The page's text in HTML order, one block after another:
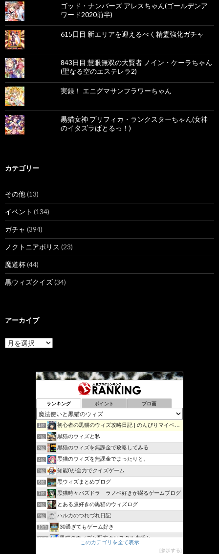
ゴッド・ナンバーズ アレスちゃん(ゴールデンア
ワード2020前半)
615日目 新エリアを迎えるべく精霊強化ガチャ
843日目 慧眼無双の大賢者 ノイン・ケーラちゃん
(聖なる空のエステレラ2)
実録！ エニグマサンフラワーちゃん
黒猫女神 プリフィカ・ランクスターちゃん(女神
のイタズラばとるっ！)
カテゴリー
その他(13)
イベント (134)
ガチャ (394)
ノクトニアポリス (23)
魔道杯(44)
黒ウィズクイズ(34)
アーカイブ
ア
ー
ランキング ポイント ブロ画
1位 初心者の黒猫のウィズ攻略日記 | のんびりマイペースで攻略…
2位 黒猫のウィズと私
3位 黒猫のウィズを無課金で攻略してみる
4位 黒猫のウィズを無課金でまったりと。
5位 知能0が全力でクイズゲーム
6位 黒ウィズまとめブログ
7位 黒猫時々パズドラ ラノベ好きが綴るゲームブログ
8位 とある鷹好きの黒猫のウィズログ
9位 ハルカのつれづれ日記
10位 30過ぎてもゲーム好き
11位 黒猫のウィズと配布クリスタル生活と
黒猫ウィズたまえよディートリヒプレイ日記
このカテゴリを全て表示
参加する